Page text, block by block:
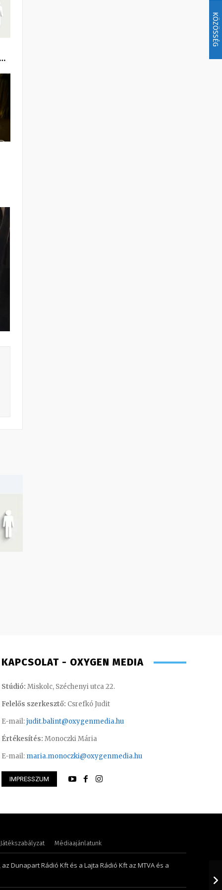
KÖZÖSSÉG
– operatőr-vágó
KAPCSOLAT - OXYGEN MEDIA
Stúdió: Miskolc, Széchenyi utca 22.
Felelős szerkesztő: Csrefkó Judit
E-mail:judit.balint@oxygenmedia.hu
Értékesítés: Monoczki Mária
E-mail: maria.monoczki@oxygenmedia.hu
IMPRESSZUM
Játékszabályzat Médiaajánlatunk
Dunapart Rádió Kft és a Lajta Rádió Kft az MTVA és a